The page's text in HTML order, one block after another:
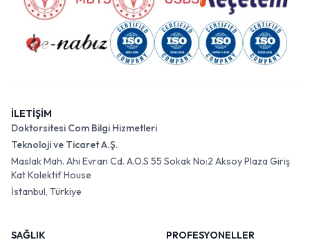
İLETİŞİM
Doktorsitesi Com Bilgi Hizmetleri
Teknoloji ve Ticaret A.Ş.
Maslak Mah. Ahi Evran Cd. A.O.S 55 Sokak No:2 Aksoy Plaza Giriş
Kat Kolektif House
İstanbul, Türkiye
SAĞLIK
PROFESYONELLER